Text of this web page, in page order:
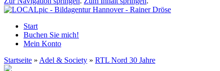
Start
Buchen Sie mich!
Mein Konto
Startseite » Adel & Society » RTL Nord 30 Jahre